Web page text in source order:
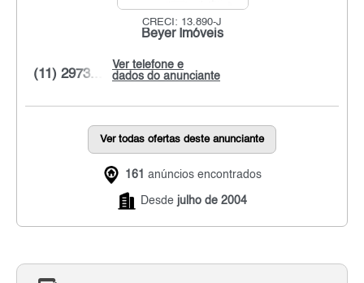
CRECI: 13.890-J
Beyer Imóveis
Ver telefone e
dados do anunciante
(11) 2973...
Ver todas ofertas deste anunciante
161 anúncios encontrados
Desde julho de 2004